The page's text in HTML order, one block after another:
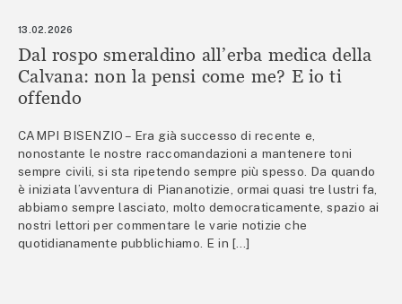
13.02.2026
Dal rospo smeraldino all’erba medica della
Calvana: non la pensi come me? E io ti
offendo
CAMPI BISENZIO – Era già successo di recente e,
nonostante le nostre raccomandazioni a mantenere toni
sempre civili, si sta ripetendo sempre più spesso. Da quando
è iniziata l’avventura di Piananotizie, ormai quasi tre lustri fa,
abbiamo sempre lasciato, molto democraticamente, spazio ai
nostri lettori per commentare le varie notizie che
quotidianamente pubblichiamo. E in […]